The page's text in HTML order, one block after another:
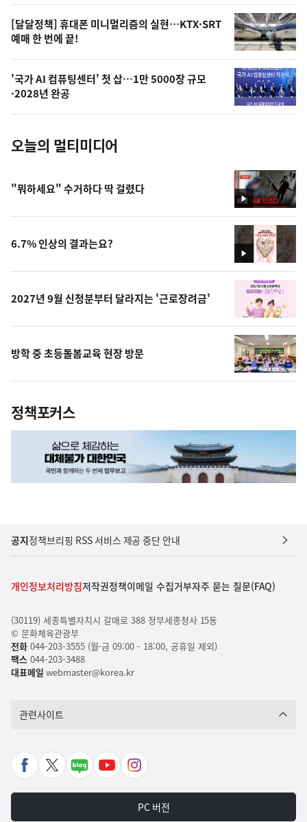
오
늘
의
사
진
[달달정책] 휴대폰 미니멀리즘의 실현…KTX·SRT
예매 한 번에 끝!
'국가 AI 컴퓨팅센터' 첫 삽…1만 5000장 규모
·2028년 완공
오늘의 멀티미디어
영
상
"뭐하세요" 수거하다 딱 걸렸다
영
상
6.7% 인상의 결과는요?
2027년 9월 신청분부터 달라지는 '근로장려금'
방학 중 초등돌봄교육 현장 방문
정책포커스
공지정책브리핑 RSS 서비스 제공 중단 안내
개인정보처리방침저작권정책이메일 수집거부자주 묻는 질문(FAQ)
(30119) 세종특별자치시 갈매로 388 정부세종청사 15동
© 문화체육관광부
전화044-203-3555 (월-금 09:00 - 18:00, 공휴일 제외)
팩스044-203-3488
대표메일 webmaster@korea.kr
관련사이트
페
X
네
유
인
타
그
PC 버전